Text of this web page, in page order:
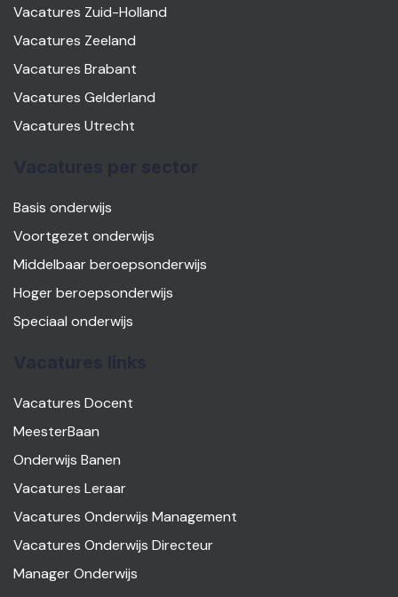
Vacatures Zuid-Holland
Vacatures Zeeland
Vacatures Brabant
Vacatures Gelderland
Vacatures Utrecht
Basis onderwijs
Voortgezet onderwijs
Middelbaar beroepsonderwijs
Hoger beroepsonderwijs
Speciaal onderwijs
Vacatures Docent
MeesterBaan
Onderwijs Banen
Vacatures Leraar
Vacatures Onderwijs Management
Vacatures Onderwijs Directeur
Manager Onderwijs